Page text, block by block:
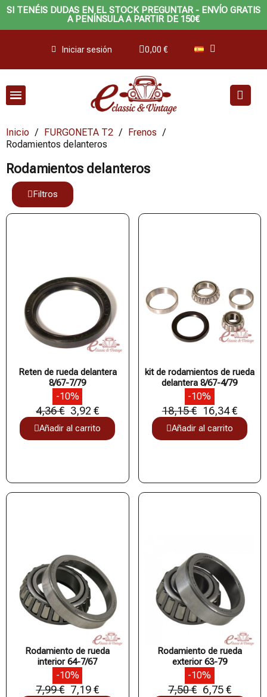
SI TENÉIS DUDAS EN EL STOCK PREGUNTAR - ENVÍO GRATIS
A PENÍNSULA A PARTIR DE 150€
Iniciar sesión 0,00 €
Inicio FURGONETA T2
Frenos
Rodamientos delanteros
Rodamientos delanteros
Filtros
Reten de rueda delantera
8/67-7/79
-10%
4,36 € 3,92 €
Añadir al carrito
kit de rodamientos de rueda
delantera 8/67-4/79
-10%
18,15 € 16,34 €
Añadir al carrito
Rodamiento de rueda
interior 64-7/67
-10%
7,99 € 7,19 €
Rodamiento de rueda
exterior 63-79
-10%
7,50 € 6,75 €